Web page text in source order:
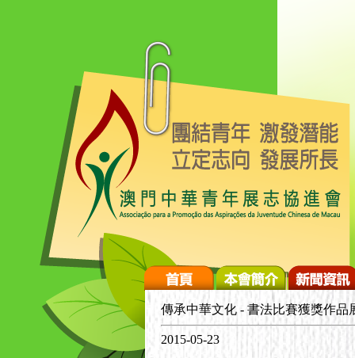
傳承中華文化 - 書法比賽獲獎作品
2015-05-23